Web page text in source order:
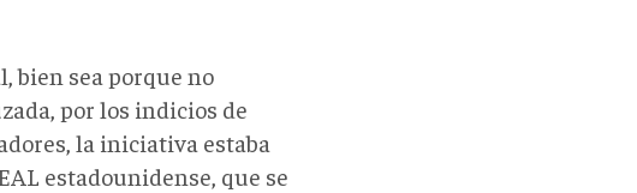
bien sea porque no
por los indicios de
la iniciativa estaba
estadounidense, que se